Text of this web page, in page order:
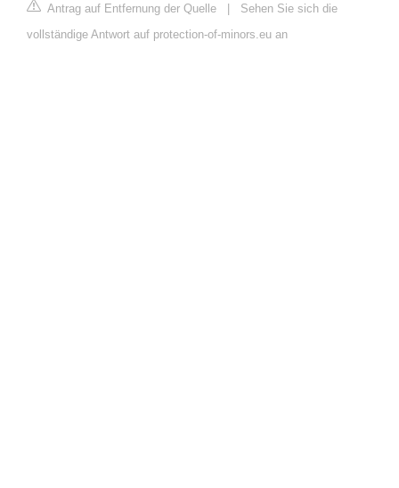
Antrag auf Entfernung der Quelle | Sehen Sie sich die
vollständige Antwort auf protection-of-minors.eu an